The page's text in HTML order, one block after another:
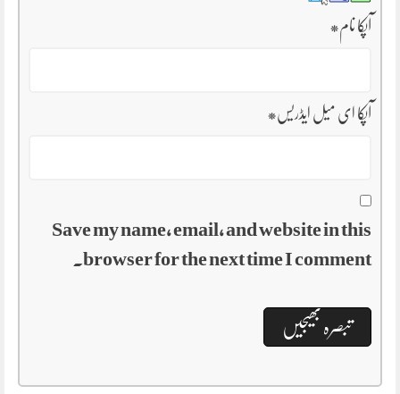
آپکا نام*
آپکا ای میل ایڈریس*
Save my name, email, and website in this
browser for the next time I comment.